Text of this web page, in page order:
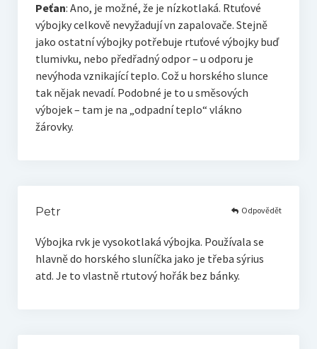
Peťan: Ano, je možné, že je nízkotlaká. Rtuťové
výbojky celkově nevyžadují vn zapalovače. Stejně
jako ostatní výbojky potřebuje rtuťové výbojky buď
tlumivku, nebo předřadný odpor – u odporu je
nevýhoda vznikající teplo. Což u horského slunce
tak nějak nevadí. Podobné je to u směsových
výbojek – tam je na „odpadní teplo“ vlákno
žárovky.
Petr
Výbojka rvk je vysokotlaká výbojka. Používala se
hlavně do horského sluníčka jako je třeba sýrius
atd. Je to vlastně rtutový hořák bez bánky.
Odpovědět